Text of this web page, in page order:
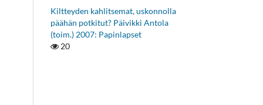
Kiltteyden kahlitsemat, uskonnolla
päähän potkitut? Päivikki Antola
(toim.) 2007: Papinlapset
20